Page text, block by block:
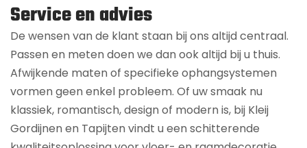
Service en advies
De wensen van de klant staan bij ons altijd centraal.
Passen en meten doen we dan ook altijd bij u thuis.
Afwijkende maten of specifieke ophangsystemen
vormen geen enkel probleem. Of uw smaak nu
klassiek, romantisch, design of modern is, bij Kleij
Gordijnen en Tapijten vindt u een schitterende